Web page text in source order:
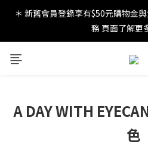
new in：火山
＊ 新舊會員登錄享有$50元購物金
務 頁面了解更
new in：火山岩
A DAY WITH
色